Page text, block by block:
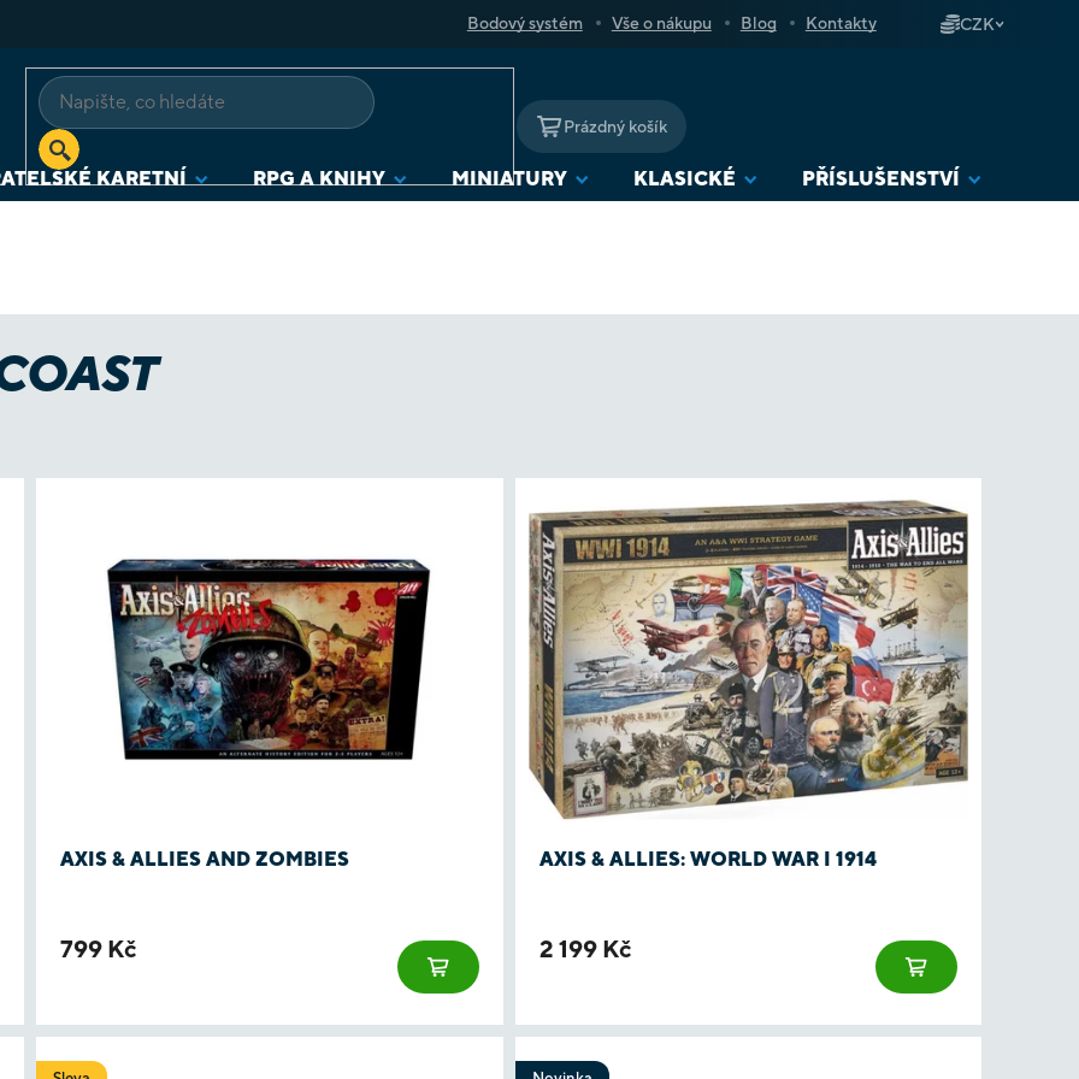
Bodový systém Vše o nákupu Blog Kontakty CZK
NÁKUPNÍ
KOŠÍK
Prázdný košík
KARETNÍ RPG A KNIHY MINIATURY KLASICKÉ PŘÍSLUŠENSTVÍ
AXIS & ALLIES AND ZOMBIES
799 Kč
AXIS & ALLIES: WORLD WAR I 1914
2 199 Kč